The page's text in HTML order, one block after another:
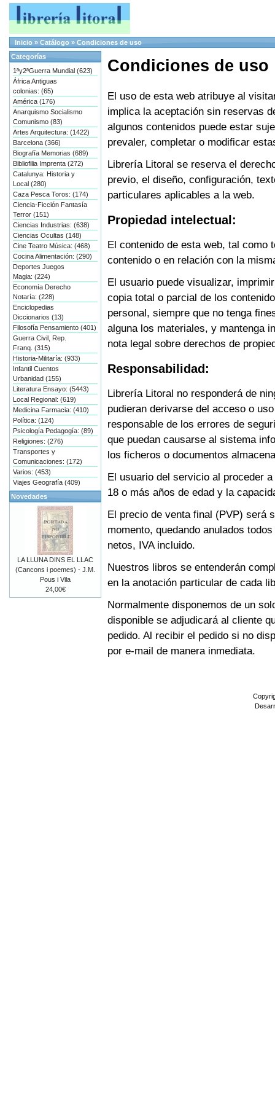
Inicio » Catálogo » Condiciones de uso
Condiciones de uso
El uso de esta web atribuye al
implica la aceptación sin reservas
algunos contenidos puede estar
prevaler, completar o modificar
Librería Litoral se reserva el
previo, el diseño, configuración,
particulares aplicables a la web.
Propiedad intelectual:
El contenido de esta web, tal como
contenido o en relación con la
El usuario puede visualizar,
copia total o parcial de los
personal, siempre que no tenga
alguna los materiales, y mantenga
nota legal sobre derechos de
Responsabilidad:
Librería Litoral no responderá de
pudieran derivarse del acceso o
responsable de los errores de
que puedan causarse al sistema
los ficheros o documentos
El usuario del servicio al proceder
18 o más años de edad y la
El precio de venta final (PVP) será
momento, quedando anulados
netos, IVA incluido.
Nuestros libros se entenderán
en la anotación particular de cada
Normalmente disponemos de un
disponible se adjudicará al cliente
pedido. Al recibir el pedido si no
por e-mail de manera inmediata.
Categorías
1ªy2ªGuerra Mundial (623)
África Antiguas
colonias: (65)
América (176)
Anarquismo Socialismo
Comunismo (83)
Artes Arquitectura: (1422)
Barcelona (366)
Biografía Memorias (689)
Bibliofilia Imprenta (272)
Catalunya: Historia y
Local (280)
Caza Pesca Toros: (174)
Ciencia-Ficción Fantasía
Terror (151)
Ciencias Industrias: (638)
Ciencias Ocultas (148)
Cine Teatro Música: (468)
Cocina Alimentación: (290)
Deportes Juegos
Magia: (224)
Economía Derecho
Notaría: (228)
Enciclopedias
Diccionarios (13)
Filosofía Pensamiento (401)
Guerra Civil, Rep.
Franq. (315)
Historia-Militaría: (933)
Infantil Cuentos
Urbanidad (155)
Literatura Ensayo: (5443)
Local Regional: (619)
Medicina Farmacia: (410)
Política: (124)
Psicología Pedagogía: (89)
Religiones: (276)
Transportes y
Comunicaciones: (172)
Varios: (453)
Viajes Geografía (409)
Novedades
LA LLUNA DINS EL LLAC
(Cancons i poemes) - J.M.
Pous i Vila
24,00€